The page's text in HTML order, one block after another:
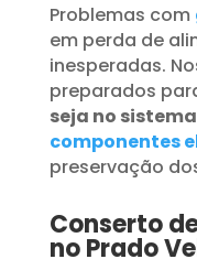
Problemas com
em perda de
inesperadas.
preparados
seja no
componentes
preservação
Conserto
no Prado